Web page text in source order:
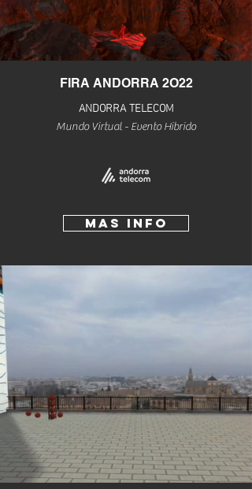
FIRA ANDORRA 2O22
ANDORRA TELECOM
Mundo Virtual - Evento Hibrido
Mas INfo